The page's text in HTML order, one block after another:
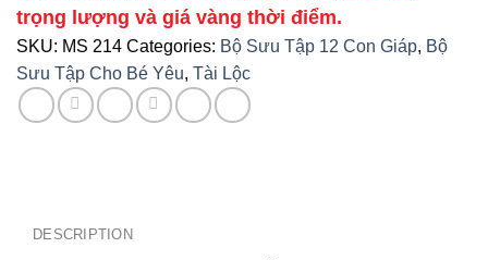
trọng lượng và giá vàng thời điểm.
SKU: MS 214 Categories: Bộ Sưu Tập 12 Con Giáp, Bộ
Sưu Tập Cho Bé Yêu, Tài Lộc
DESCRIPTION